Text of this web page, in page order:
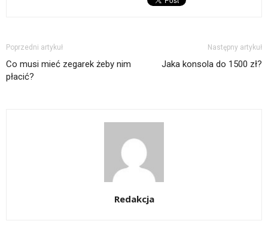
Poprzedni artykuł
Co musi mieć zegarek żeby nim
płacić?
Następny artykuł
Jaka konsola do 1500 zł?
Redakcja